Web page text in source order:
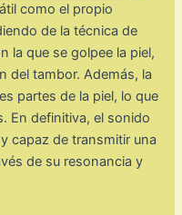
como el propio
de la técnica de
la que se golpee la piel,
del tambor. Además, la
partes de la piel, lo que
En definitiva, el sonido
capaz de transmitir una
de su resonancia y